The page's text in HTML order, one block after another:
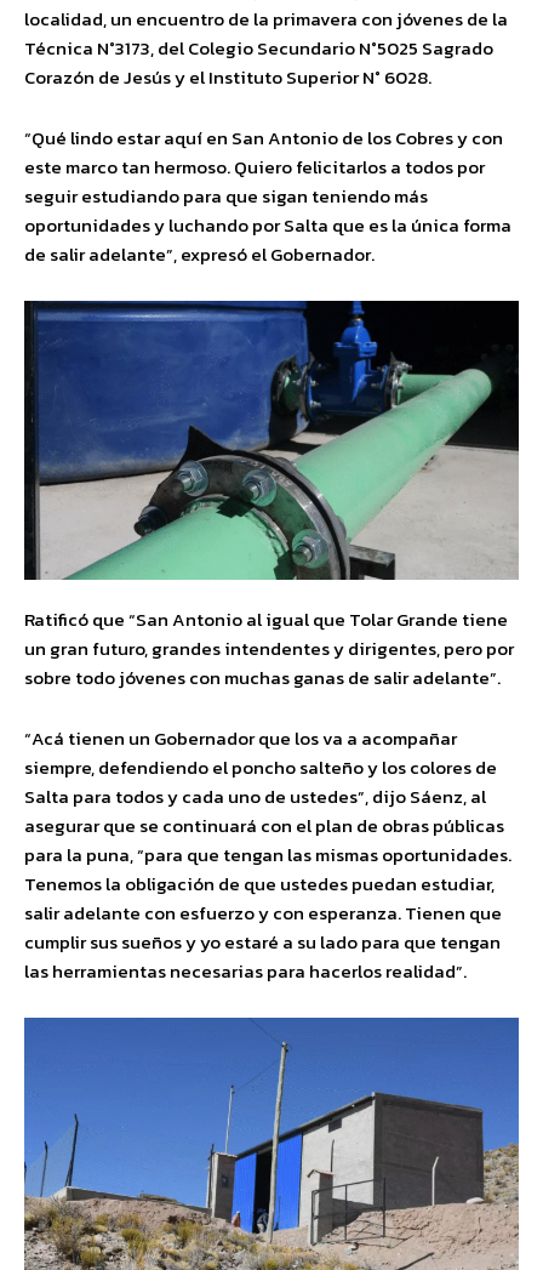
localidad, un encuentro de la primavera con jóvenes de la
Técnica N°3173, del Colegio Secundario N°5025 Sagrado
Corazón de Jesús y el Instituto Superior N° 6028.
“Qué lindo estar aquí en San Antonio de los Cobres y con
este marco tan hermoso. Quiero felicitarlos a todos por
seguir estudiando para que sigan teniendo más
oportunidades y luchando por Salta que es la única forma
de salir adelante”, expresó el Gobernador.
Ratificó que “San Antonio al igual que Tolar Grande tiene
un gran futuro, grandes intendentes y dirigentes, pero por
sobre todo jóvenes con muchas ganas de salir adelante”.
“Acá tienen un Gobernador que los va a acompañar
siempre, defendiendo el poncho salteño y los colores de
Salta para todos y cada uno de ustedes”, dijo Sáenz, al
asegurar que se continuará con el plan de obras públicas
para la puna, “para que tengan las mismas oportunidades.
Tenemos la obligación de que ustedes puedan estudiar,
salir adelante con esfuerzo y con esperanza. Tienen que
cumplir sus sueños y yo estaré a su lado para que tengan
las herramientas necesarias para hacerlos realidad”.